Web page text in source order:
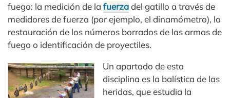
fuego: la medición de la fuerzadel gatillo a través de
medidores de fuerza (por ejemplo, el dinamómetro), la
restauración de los números borrados de las armas de
fuego o identificación de proyectiles.
Un apartado de esta
disciplina es la balística de las
heridas, que estudia la